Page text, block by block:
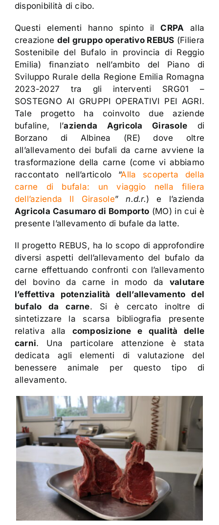
disponibilità di cibo.
Questi elementi hanno spinto ilCRPA alla
creazione del gruppo operativo REBUS (Filiera
Sostenibile del Bufalo in provincia di Reggio
Emilia) finanziato nell’ambito del Piano di
Sviluppo Rurale della Regione Emilia Romagna
2023-2027 tra gli interventi SRG01 –
SOSTEGNO AI GRUPPI OPERATIVI PEI AGRI.
Tale progetto ha coinvolto due aziende
bufaline, l’azienda Agricola Girasole di
Borzano di Albinea (RE) dove oltre
all’allevamento dei bufali da carne avviene la
trasformazione della carne (come vi abbiamo
raccontato nell’articolo “Alla scoperta della
carne di bufala: un viaggio nella filiera
dell’azienda Il Girasole”n.d.r.) e l’azienda
Agricola Casumaro di Bomporto (MO) in cui è
presente l’allevamento di bufale da latte.
Il progetto REBUS, ha lo scopo di approfondire
diversi aspetti dell’allevamento del bufalo da
carne effettuando confronti con l’allevamento
del bovino da carne in modo da valutare
l’effettiva potenzialità dell’allevamento del
bufalo da carne. Si è cercato inoltre di
sintetizzare la scarsa bibliografia presente
relativa alla composizione e qualità delle
carni. Una particolare attenzione è stata
dedicata agli elementi di valutazione del
benessere animale per questo tipo di
allevamento.